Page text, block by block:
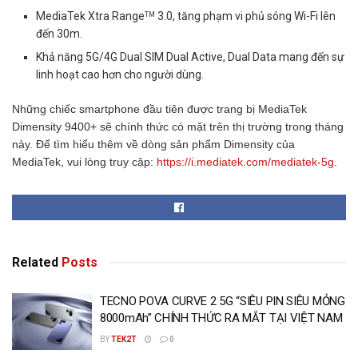
MediaTek Xtra RangeTM 3.0, tăng phạm vi phủ sóng Wi-Fi lên
đến 30m.
Khả năng 5G/4G Dual SIM Dual Active, Dual Data mang đến sự
linh hoạt cao hơn cho người dùng.
Những chiếc smartphone đầu tiên được trang bị MediaTek
Dimensity 9400+ sẽ chính thức có mặt trên thị trường trong tháng
này. Để tìm hiểu thêm về dòng sản phẩm Dimensity của
MediaTek, vui lòng truy cập: https://i.mediatek.com/mediatek-5g
Related Posts
TECNO POVA CURVE 2 5G “SIÊU PIN SIÊU MỎNG
8000mAh” CHÍNH THỨC RA MẮT TẠI VIỆT NAM
BYTEK2T 0